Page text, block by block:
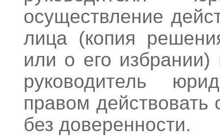
осуществление
лица (копия
или о его избрании)
руководитель
правом действовать
без доверенности.